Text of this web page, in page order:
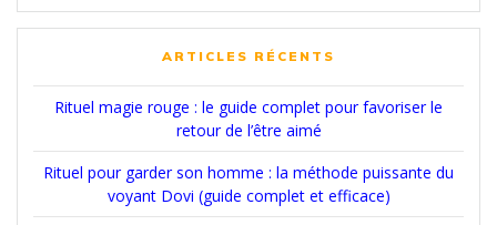
:
ARTICLES RÉCENTS
Rituel magie rouge : le guide complet pour favoriser le
retour de l’être aimé
Rituel pour garder son homme : la méthode puissante du
voyant Dovi (guide complet et efficace)